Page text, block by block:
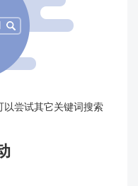
以尝试其它关键词搜索